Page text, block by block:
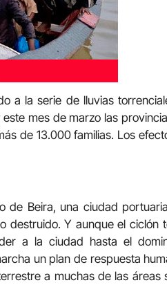
a la serie de lluvias
mes de marzo las
de 13.000 familias. Los
de Beira, una ciudad
destruido. Y aunque el ciclón
a la ciudad hasta el
un plan de respuesta
a muchas de las áreas